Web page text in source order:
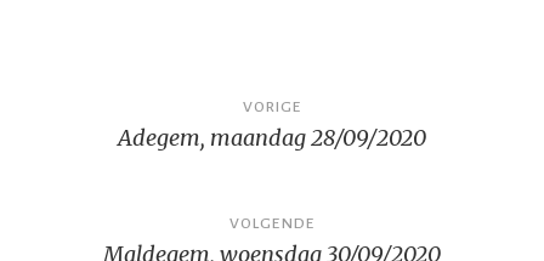
navigatie
VORIGE
Adegem, maandag 28/09/2020
VOLGENDE
Maldegem, woensdag 30/09/2020